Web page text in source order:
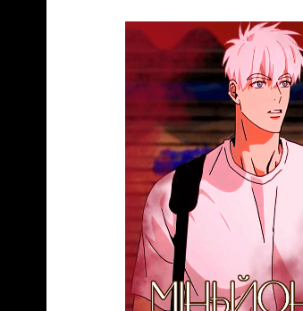
11 657
Переглядів
0 86